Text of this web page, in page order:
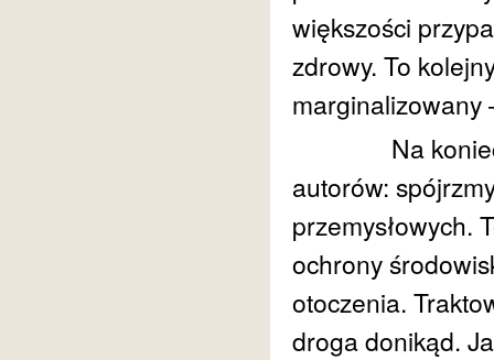
większości
zdrowy. To
marginalizowany
Na koniec,
autorów:
przemysłowych.
ochrony
otoczenia.
droga donikąd.